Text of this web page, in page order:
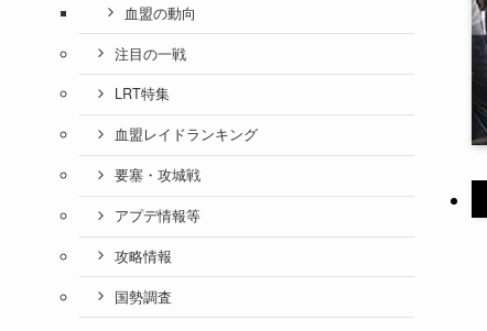
血盟の動向
注目の一戦
LRT特集
血盟レイドランキング
要塞・攻城戦
アプデ情報等
攻略情報
国勢調査